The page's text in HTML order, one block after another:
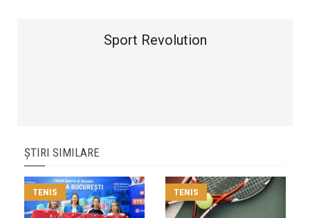
Sport Revolution
ȘTIRI SIMILARE
TENIS TENIS